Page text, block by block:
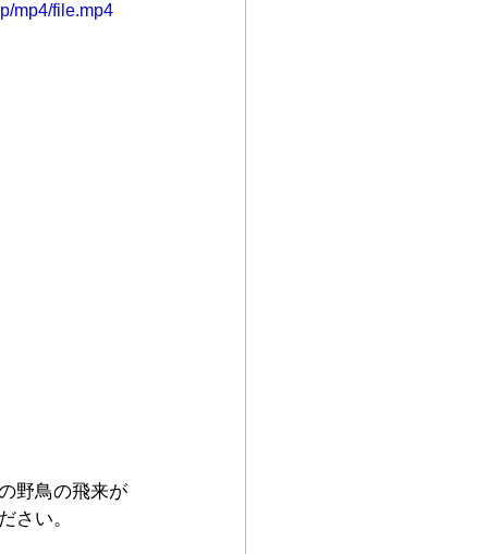
mp4/file.mp4
野鳥の飛来が
さい。